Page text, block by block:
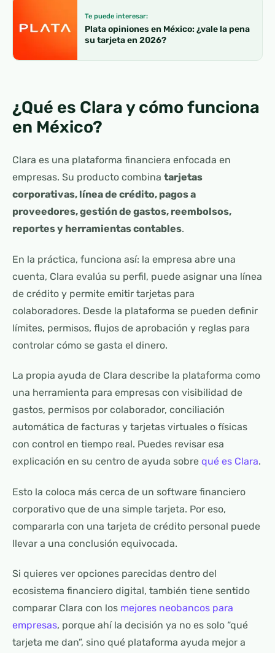
Te puede interesar:
Plata opiniones en México: ¿vale la pena
su tarjeta en 2026?
¿Qué es Clara y cómo funciona
en México?
Clara es una plataforma financiera enfocada en
empresas. Su producto combina tarjetas
corporativas, línea de crédito, pagos a
proveedores, gestión de gastos, reembolsos,
reportes y herramientas contables.
En la práctica, funciona así: la empresa abre una
cuenta, Clara evalúa su perfil, puede asignar una línea
de crédito y permite emitir tarjetas para
colaboradores. Desde la plataforma se pueden definir
límites, permisos, flujos de aprobación y reglas para
controlar cómo se gasta el dinero.
La propia ayuda de Clara describe la plataforma como
una herramienta para empresas con visibilidad de
gastos, permisos por colaborador, conciliación
automática de facturas y tarjetas virtuales o físicas
con control en tiempo real. Puedes revisar esa
explicación en su centro de ayuda sobre qué es Clara.
Esto la coloca más cerca de un software financiero
corporativo que de una simple tarjeta. Por eso,
compararla con una tarjeta de crédito personal puede
llevar a una conclusión equivocada.
Si quieres ver opciones parecidas dentro del
ecosistema financiero digital, también tiene sentido
comparar Clara con los mejores neobancos para
empresas, porque ahí la decisión ya no es solo “qué
tarjeta me dan”, sino qué plataforma ayuda mejor a